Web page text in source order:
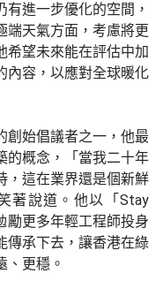
進一步優化的空間，
端天氣方面，考慮將更
希望未來能在評估中加
內容，以應對全球暖化
創始倡議者之一，他最
的概念，「當我二十年
，這在業界還是個新鮮
著說道。他以「Stay
勵更多年輕工程師投身
傳承下去，讓香港在綠
、更穩。